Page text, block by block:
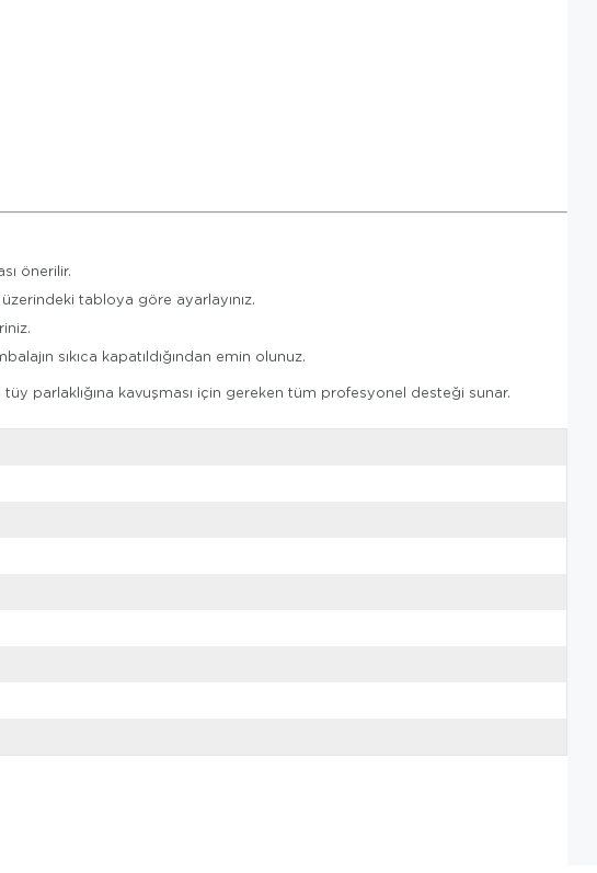
önerilir.
tabloya göre ayarlayınız.
sıkıca kapatıldığından emin olunuz.
parlaklığına kavuşması için gereken tüm profesyonel desteği sunar.